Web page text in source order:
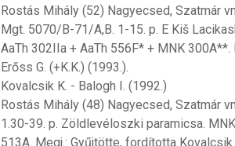
Rostás Mihály (52) Nagyecsed, Szatmár
Mgt. 5070/B-71/A,B. 1-15. p. E Kiš
AaTh 302IIa + AaTh 556F* + MNK
Erőss G. (+K.K.) (1993.).
Kovalcsik K. - Balogh I. (1992.)
Rostás Mihály (48) Nagyecsed, Szatmár
1.30-39. p. Zöldlevéloszki paramicsa.
513A. Megj.: Gyűjtötte, fordította